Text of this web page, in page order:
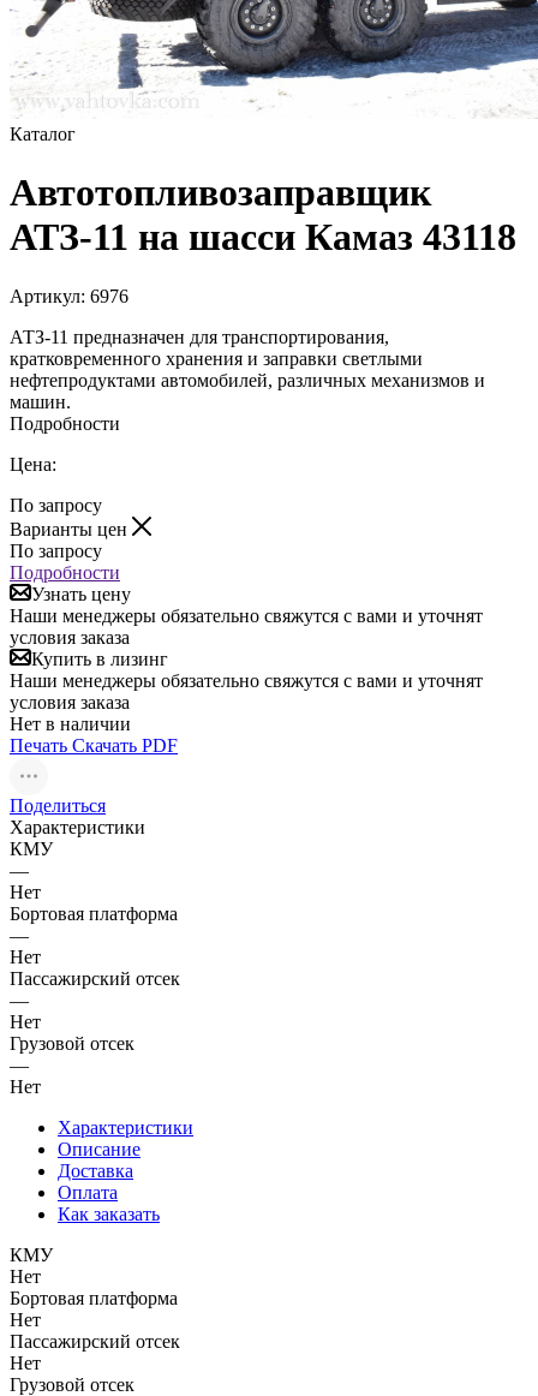
Каталог
Автотопливозаправщик
АТЗ-11 на шасси Камаз 43118
Артикул: 6976
АТЗ-11 предназначен для транспортирования,
кратковременного хранения и заправки светлыми
нефтепродуктами автомобилей, различных механизмов и
машин.
Подробности
Цена:
По запросу
Варианты цен
По запросу
Подробности
Узнать цену
Наши менеджеры обязательно свяжутся с вами и уточнят
условия заказа
Купить в лизинг
Наши менеджеры обязательно свяжутся с вами и уточнят
условия заказа
Нет в наличии
Печать Скачать PDF
Поделиться
Характеристики
КМУ
—
Нет
Бортовая платформа
—
Нет
Пассажирский отсек
—
Нет
Грузовой отсек
—
Нет
Характеристики
Описание
Доставка
Оплата
Как заказать
КМУ
Нет
Бортовая платформа
Нет
Пассажирский отсек
Нет
Грузовой отсек